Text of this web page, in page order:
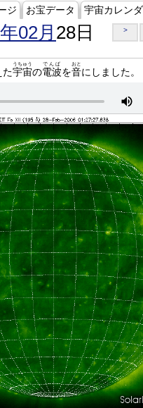
ジ お宝データ 宇宙カレン
02月 28日 >
た宇宙
うちゅう
の電波
でんぱ
を音
おと
にしました。